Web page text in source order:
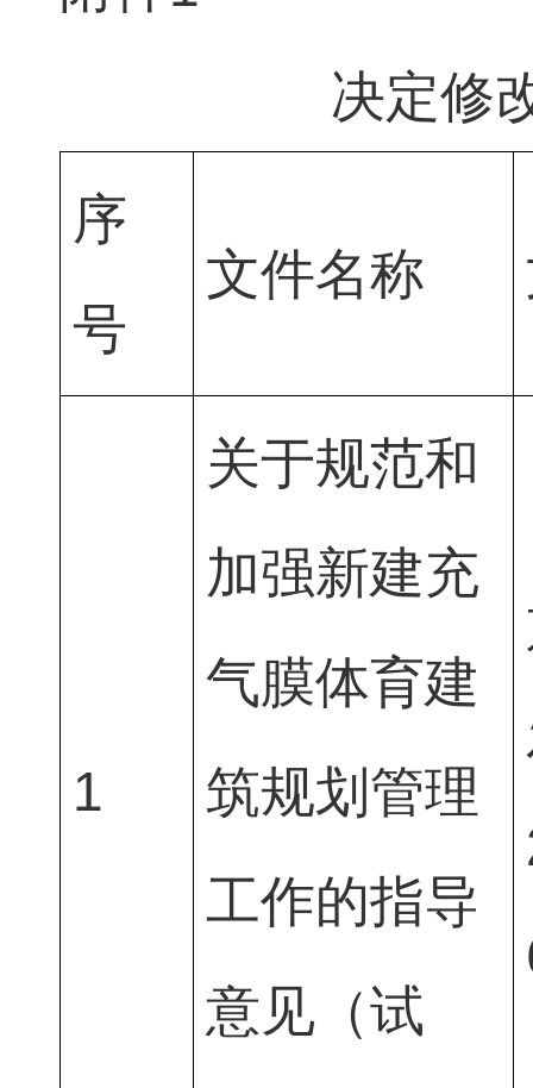
决定修
序
号
文件名称
1
关于规范和
加强新建充
气膜体育建
筑规划管理
工作的指导
意见（试